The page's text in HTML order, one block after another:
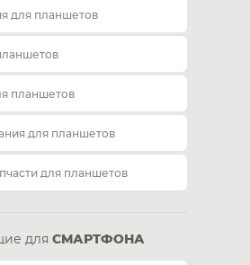
для планшетов
планшетов
для планшетов
для планшетов
для СМАРТФОНА